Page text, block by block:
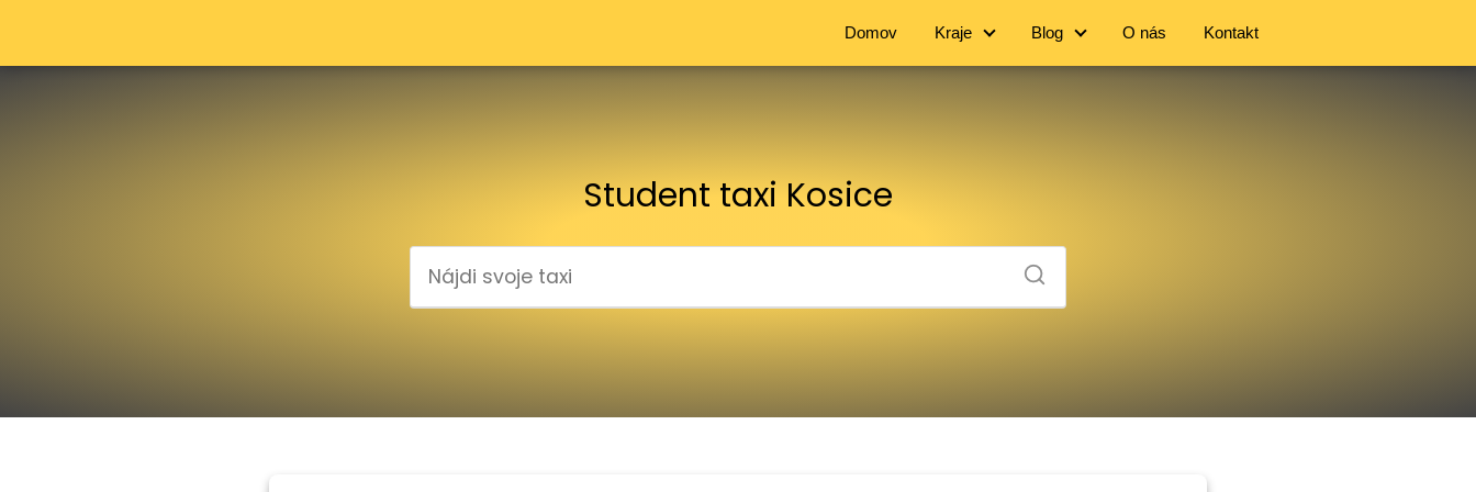
Domov Kraje Blog O nás Kontakt
Student taxi Kosice